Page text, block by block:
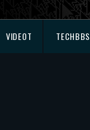
VIDEOT TECHBBS